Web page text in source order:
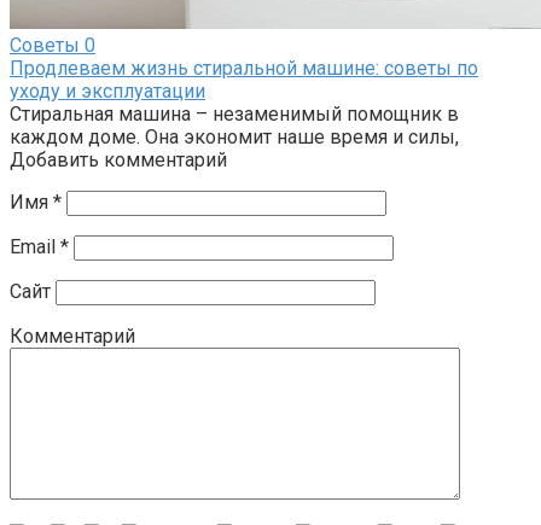
Советы 0
Продлеваем жизнь стиральной машине: советы по
уходу и эксплуатации
Стиральная машина – незаменимый помощник в
каждом доме. Она экономит наше время и силы,
Добавить комментарий
Имя *
Email *
Сайт
Комментарий